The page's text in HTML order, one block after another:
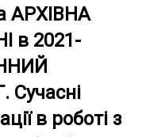
АРХІВНА
в 2021-
в роботі з